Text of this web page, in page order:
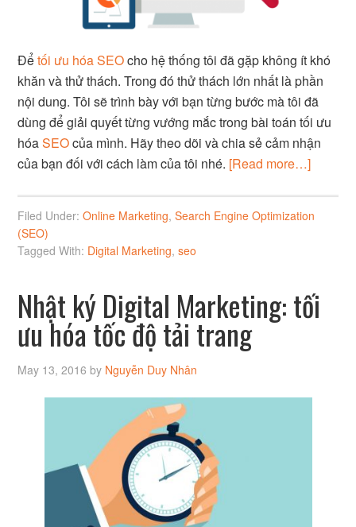
Đểtối ưu hóa SEOcho hệ thống tôi đã gặp không ít khó
khăn và thử thách. Trong đó thử thách lớn nhất là phần
nội dung. Tôi sẽ trình bày với bạn từng bước mà tôi đã
dùng để giải quyết từng vướng mắc trong bài toán tối ưu
hóaSEOcủa mình. Hãy theo dõi và chia sẻ cảm nhận
của bạn đối với cách làm của tôi nhé. [Read more…]
Filed Under:Online Marketing,Search Engine Optimization
(SEO)
Tagged With: Digital Marketing,seo
Nhật ký Digital Marketing: tối
ưu hóa tốc độ tải trang
May 13, 2016 by Nguyễn Duy Nhân